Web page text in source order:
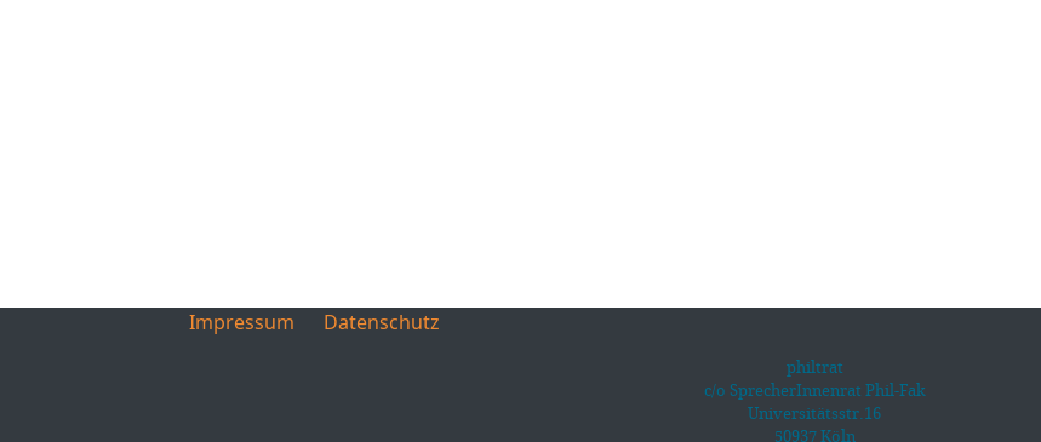
Impressum Datenschutz
philtrat
c/o SprecherInnenrat Phil-Fak
Universitätsstr.16
50937 Köln